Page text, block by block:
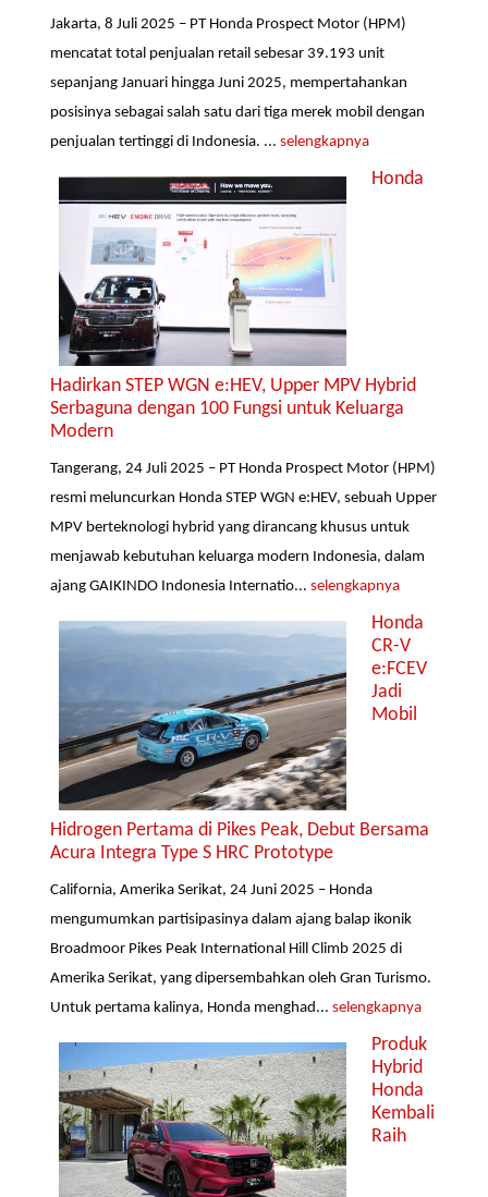
Jakarta, 8 Juli 2025 – PT Honda Prospect Motor (HPM)
mencatat total penjualan retail sebesar 39.193 unit
sepanjang Januari hingga Juni 2025, mempertahankan
posisinya sebagai salah satu dari tiga merek mobil dengan
penjualan tertinggi di Indonesia. ...selengkapnya
Honda
Hadirkan STEP WGN e:HEV, Upper MPV Hybrid
Serbaguna dengan 100 Fungsi untuk Keluarga
Modern
Tangerang, 24 Juli 2025 – PT Honda Prospect Motor (HPM)
resmi meluncurkan Honda STEP WGN e:HEV, sebuah Upper
MPV berteknologi hybrid yang dirancang khusus untuk
menjawab kebutuhan keluarga modern Indonesia, dalam
ajang GAIKINDO Indonesia Internatio...selengkapnya
Honda
CR-V
e:FCEV
Jadi
Mobil
Hidrogen Pertama di Pikes Peak, Debut Bersama
Acura Integra Type S HRC Prototype
California, Amerika Serikat, 24 Juni 2025 – Honda
mengumumkan partisipasinya dalam ajang balap ikonik
Broadmoor Pikes Peak International Hill Climb 2025 di
Amerika Serikat, yang dipersembahkan oleh Gran Turismo.
Untuk pertama kalinya, Honda menghad...selengkapnya
Produk
Hybrid
Honda
Kembali
Raih